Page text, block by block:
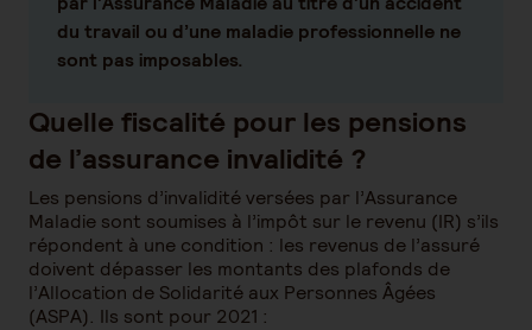
du travail ou d’une maladie professionnelle ne
sont pas imposables.
Quelle fiscalité pour les pensions
de l’assurance invalidité ?
Les pensions d’invalidité versées par l’Assurance
Maladie sont soumises à l’impôt sur le revenu (IR) s’ils
répondent à une condition : les revenus de l’assuré
doivent dépasser les montants des plafonds de
l’Allocation de Solidarité aux Personnes Âgées
(ASPA). Ils sont pour 2021 :